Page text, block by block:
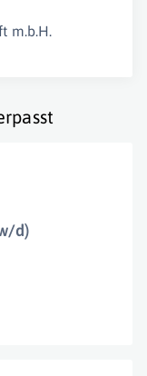
m.b.H.
d)